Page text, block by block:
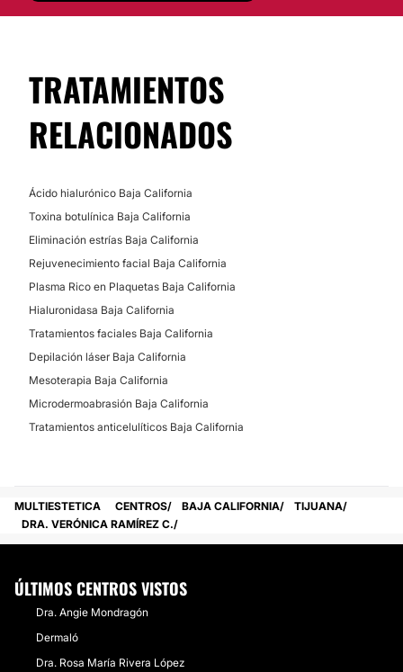
Posibilidad de videoconsulta:
No
Financiación o facilidades de pago:
TRATAMIENTOS
RELACIONADOS
Ácido hialurónico Baja California
Toxina botulínica Baja California
Eliminación estrías Baja California
Rejuvenecimiento facial Baja California
Plasma Rico en Plaquetas Baja California
Hialuronidasa Baja California
Tratamientos faciales Baja California
Depilación láser Baja California
Mesoterapia Baja California
Microdermoabrasión Baja California
Tratamientos anticelulíticos Baja California
MULTIESTETICA CENTROS BAJA CALIFORNIA
TIJUANA
DRA. VERÓNICA RAMÍREZ C.
ÚLTIMOS CENTROS VISTOS
Dra. Angie Mondragón
Dermaló
Dra. Rosa María Rivera López